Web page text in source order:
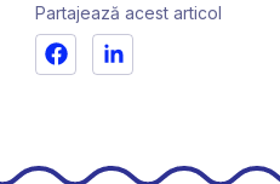
Partajează acest articol